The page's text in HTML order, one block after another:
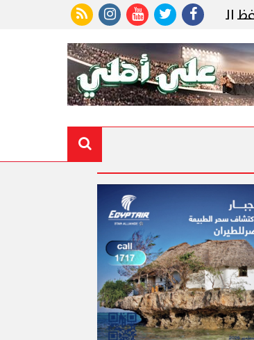
ينعى رئيس الوحدة المحلية بقرية ناهيا